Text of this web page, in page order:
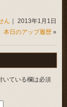
ん ｜ 2013年1月1日
本日のアップ履歴»
いている欄は必須